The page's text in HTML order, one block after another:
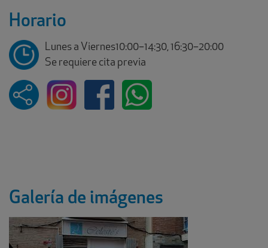
Horario
Lunes a Viernes10:00–14:30, 16:30–20:00
Se requiere cita previa
Galería de imágenes